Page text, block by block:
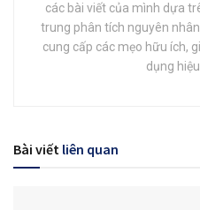
các bài viết của mình dựa
trung phân tích nguyên
cung cấp các mẹo hữu ích,
dụng
Bài viết liên quan